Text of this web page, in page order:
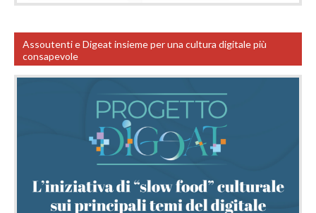
Assoutenti e Digeat insieme per una cultura digitale più
consapevole